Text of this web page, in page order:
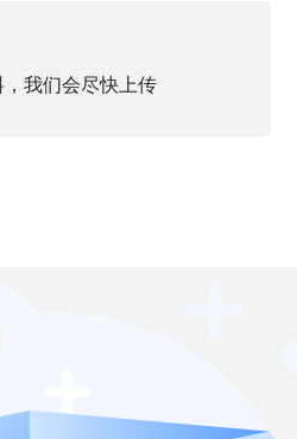
我们会尽快上传